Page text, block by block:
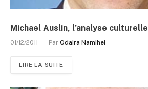
Michael Auslin, l’analyse culturelle
01/12/2011 Par Odaira Namihei
LIRE LA SUITE